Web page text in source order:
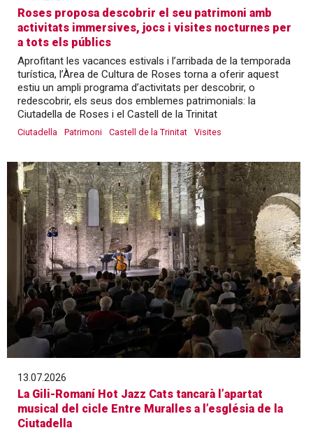
Roses proposa descobrir el seu patrimoni amb
activitats immersives, jocs i visites nocturnes per
a tots els públics
Aprofitant les vacances estivals i l’arribada de la temporada
turística, l’Àrea de Cultura de Roses torna a oferir aquest
estiu un ampli programa d’activitats per descobrir, o
redescobrir, els seus dos emblemes patrimonials: la
Ciutadella de Roses i el Castell de la Trinitat
Ciutadella Patrimoni Castell de la Trinitat Visites
13.07.2026
La Gili-Romaní Hot Jazz Cats tancarà l’apartat
musical del cicle Entre Muralles a l’església de la
Ciutadella